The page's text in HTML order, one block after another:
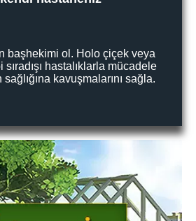
başhekimi ol. Holo çiçek veya
hastalıklarla mücadele
sağlığına kavuşmalarını sağla.